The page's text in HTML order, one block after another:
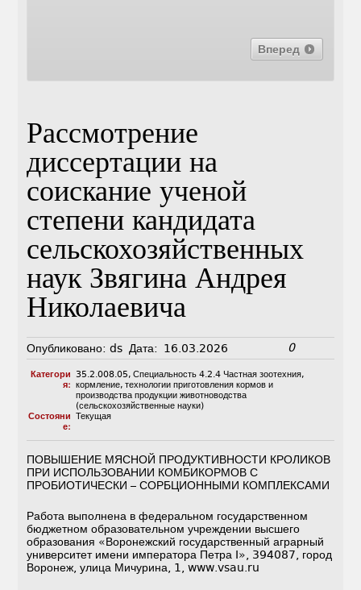
Вперед
Рассмотрение
диссертации на
соискание ученой
степени кандидата
сельскохозяйственных
наук Звягина Андрея
Николаевича
Опубликовано: ds Дата: 16.03.2026 0
Категори
я:
35.2.008.05, Специальность 4.2.4 Частная зоотехния,
кормление, технологии приготовления кормов и
производства продукции животноводства
(сельскохозяйственные науки)
Состояни
е:
Текущая
ПОВЫШЕНИЕ МЯСНОЙ ПРОДУКТИВНОСТИ КРОЛИКОВ
ПРИ ИСПОЛЬЗОВАНИИ КОМБИКОРМОВ С
ПРОБИОТИЧЕСКИ – СОРБЦИОННЫМИ КОМПЛЕКСАМИ
Работа выполнена в федеральном государственном
бюджетном образовательном учреждении высшего
образования «Воронежский государственный аграрный
университет имени императора Петра I», 394087, город
Воронеж, улица Мичурина, 1, www.vsau.ru